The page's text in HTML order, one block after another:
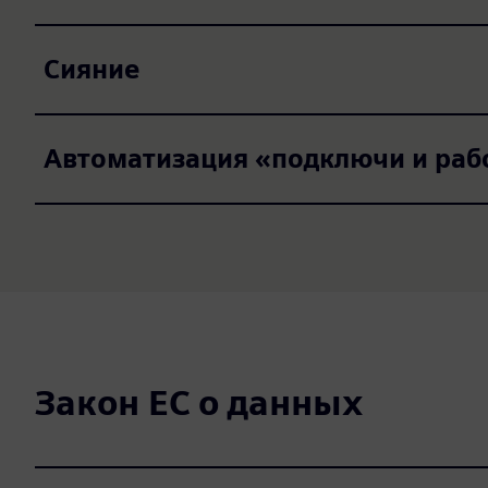
Сияние
Автоматизация «подключи и
Закон ЕС о данных